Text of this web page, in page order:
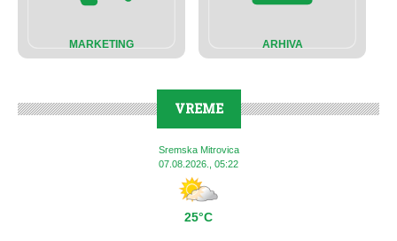
MARKETING ARHIVA
VREME
Sremska Mitrovica
07.08.2026., 05:22
25°C